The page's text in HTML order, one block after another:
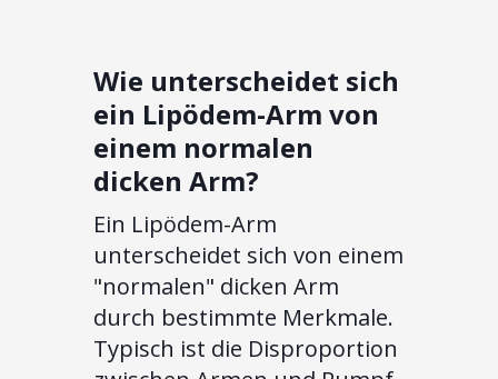
Wie unterscheidet sich
ein Lipödem-Arm von
einem normalen
dicken Arm?
Ein Lipödem-Arm
unterscheidet sich von einem
"normalen" dicken Arm
durch bestimmte Merkmale.
Typisch ist die Disproportion